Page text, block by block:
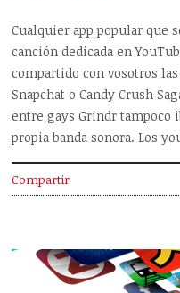
Cualquier app popular que
canción dedicada en
compartido con vosotros
Snapchat o Candy Crush
entre gays Grindr tampoco
propia banda sonora. Los
Compartir